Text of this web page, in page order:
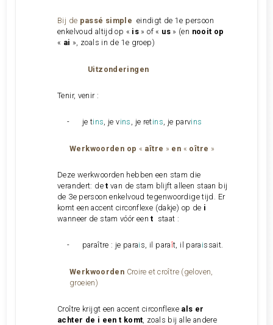
Bij de passé simple eindigt de 1e persoon
enkelvoud altijd op « is » of « us» (en nooit op
« ai », zoals in de 1e groep)
Uitzonderingen
Tenir, venir :
- je tins, je vins , je retins, je parvins
Werkwoorden op « aître » en « oître »
Deze werkwoorden hebben een stam die
verandert: det van de stam blijft alleen staan bij
de 3e persoon enkelvoud tegenwoordige tijd. Er
komt eenaccent circonflexe (dakje) op de i
wanneer de stam vóór eent staat :
- paraître : je parai s, il paraît, il para issait.
Werkwoorden Croire et croître (geloven,
groeien)
Croître krijgt eenaccent circonflexe als er
achter de i een t komt , zoals bij alle andere